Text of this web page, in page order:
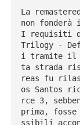
La
non
I requisiti di
Trilogy -
i tramite il
ta strada
reas fu
os Santos
rce 3,
prima,
ssibili